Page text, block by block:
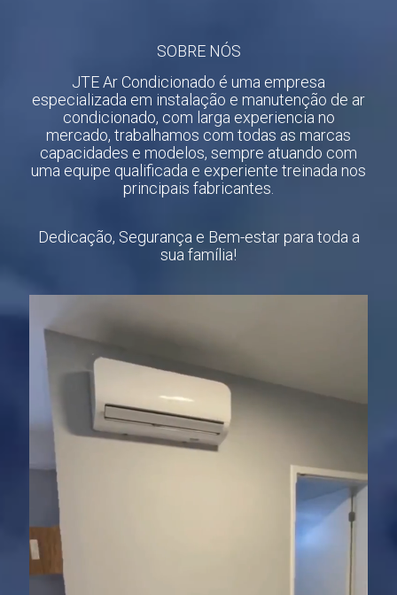
SOBRE NÓS
JTE Ar Condicionado é uma empresa
especializada em instalação e manutenção de ar
condicionado, com larga experiencia no
mercado, trabalhamos com todas as marcas
capacidades e modelos, sempre atuando com
uma equipe qualificada e experiente treinada nos
principais fabricantes.
Dedicação, Segurança e Bem-estar para toda a
sua família!